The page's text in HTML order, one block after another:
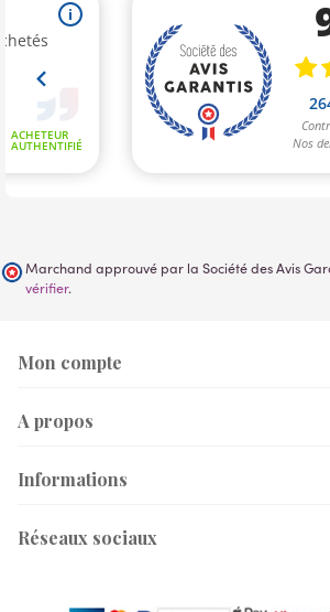
Marchand approuvé par la Société des Avis
vérifier.
Mon compte
A propos
Informations
Réseaux sociaux